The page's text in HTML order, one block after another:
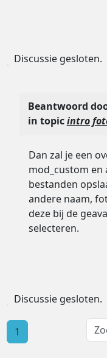
Discussie gesloten.
Beantwoord
in topicintro
Dan zal je een
mod_custom en
bestanden
andere naam,
deze bij de
selecteren.
Discussie gesloten.
1